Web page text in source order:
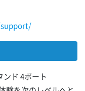
ンド 4ポート